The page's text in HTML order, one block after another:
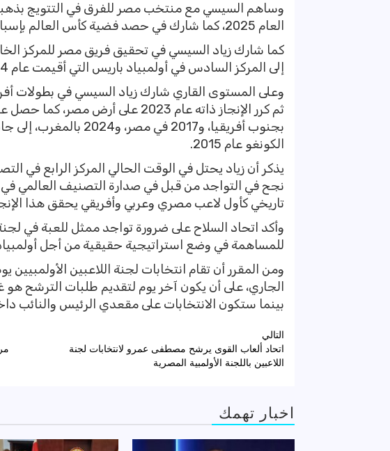
وساهم السيسي مع منتخب مصر للفرق في التتويج
العام 2025، كما شارك في حصد فضية كأس العالم بإسبانيا عام 2024.
إلى المركز السادس في أولمبياد باريس التي أقيمت عام 2024 في باريس.
بجنوب أفريقيا، و2017 في
الكونغو عام 2015.
نجح في التواجد من قبل في صدارة التصنيف العالمي في
تاريخي كأول لاعب مصري وعربي وأفريقي يحقق هذا
وأكد اتحاد السلاح على ضرورة تواجد ممثل للعبة في لجنة
للمساهمة في وضع استراتيجية حقيقية من أجل أولمبياد
بينما ستكون الانتخابات على مقعدي الرئيس والنائب
تصفّح
المقالات
التالي
اتحاد ألعاب القوى يرشح مصطفى عمرو لانتخابات لجنة
اللاعبين باللجنة الأولمبية المصرية
اخبار تهمك